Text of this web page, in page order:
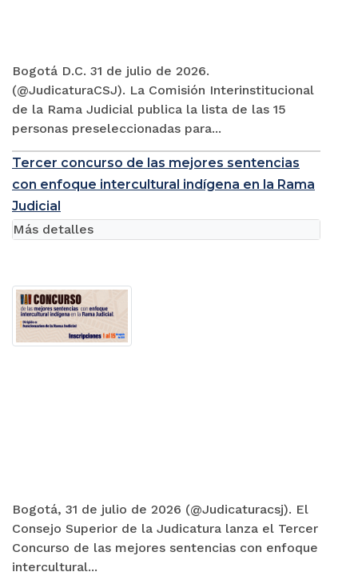
Bogotá D.C. 31 de julio de 2026.
(@JudicaturaCSJ). La Comisión Interinstitucional
de la Rama Judicial publica la lista de las 15
personas preseleccionadas para...
Tercer concurso de las mejores sentencias
con enfoque intercultural indígena en la Rama
Judicial
Bogotá, 31 de julio de 2026 (@Judicaturacsj). El
Consejo Superior de la Judicatura lanza el Tercer
Concurso de las mejores sentencias con enfoque
intercultural...
Más detalles